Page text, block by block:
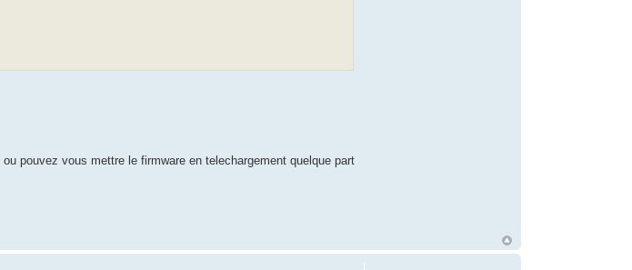
pouvez vous mettre le firmware en telechargement quelque part